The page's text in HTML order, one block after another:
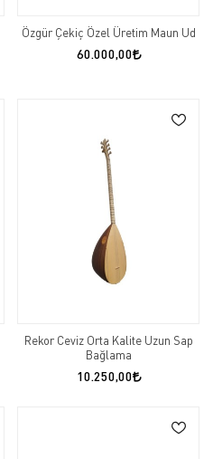
Özgür Çekiç Özel Üretim Maun Ud
60.000,00
Rekor Ceviz Orta Kalite Uzun Sap
Bağlama
10.250,00